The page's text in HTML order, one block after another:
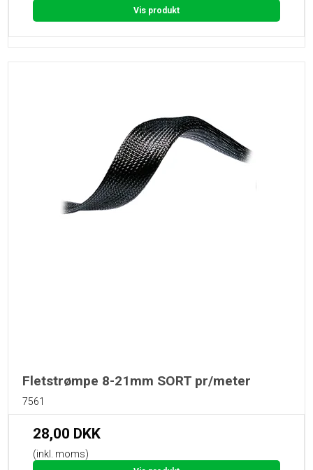
Vis produkt
Fletstrømpe 8-21mm SORT pr/meter
7561
28,00 DKK
(inkl. moms)